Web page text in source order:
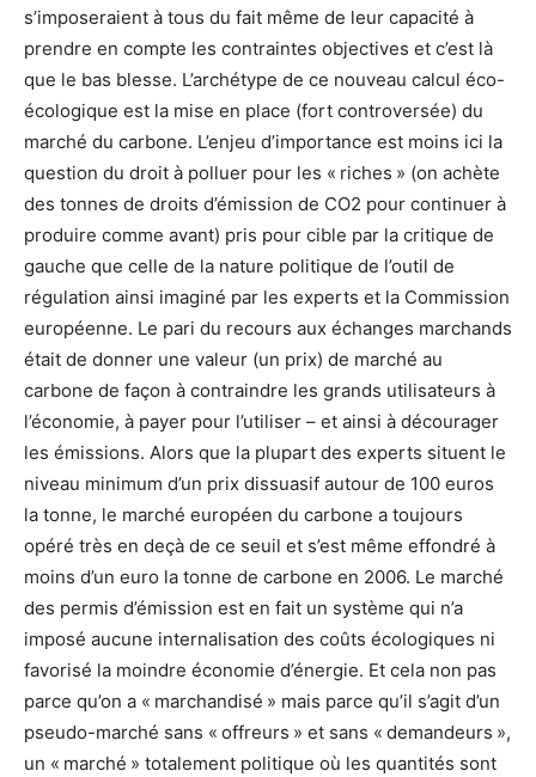
s’imposeraient à tous du fait même de leur capacité à
prendre en compte les contraintes objectives et c’est là
que le bas blesse. L’archétype de ce nouveau calcul éco-
écologique est la mise en place (fort controversée) du
marché du carbone. L’enjeu d’importance est moins ici la
question du droit à polluer pour les « riches » (on achète
des tonnes de droits d’émission de CO2 pour continuer à
produire comme avant) pris pour cible par la critique de
gauche que celle de la nature politique de l’outil de
régulation ainsi imaginé par les experts et la Commission
européenne. Le pari du recours aux échanges marchands
était de donner une valeur (un prix) de marché au
carbone de façon à contraindre les grands utilisateurs à
l’économie, à payer pour l’utiliser – et ainsi à décourager
les émissions. Alors que la plupart des experts situent le
niveau minimum d’un prix dissuasif autour de 100 euros
la tonne, le marché européen du carbone a toujours
opéré très en deçà de ce seuil et s’est même effondré à
moins d’un euro la tonne de carbone en 2006. Le marché
des permis d’émission est en fait un système qui n’a
imposé aucune internalisation des coûts écologiques ni
favorisé la moindre économie d’énergie. Et cela non pas
parce qu’on a « marchandisé » mais parce qu’il s’agit d’un
pseudo-marché sans « offreurs » et sans « demandeurs »,
un « marché » totalement politique où les quantités sont